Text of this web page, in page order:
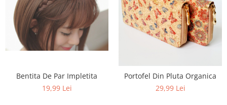
Bentita De Par Impletita
19,99 Lei
Portofel Din Pluta Organica
29,99 Lei